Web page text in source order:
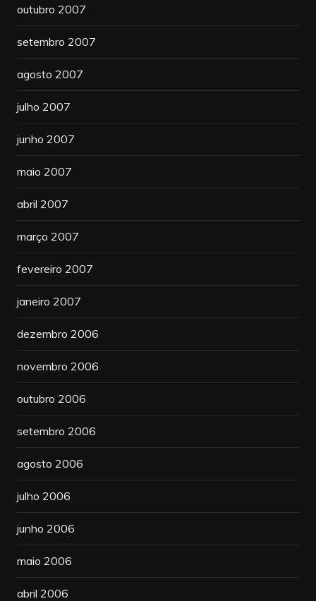
outubro 2007
setembro 2007
agosto 2007
julho 2007
junho 2007
maio 2007
abril 2007
março 2007
fevereiro 2007
janeiro 2007
dezembro 2006
novembro 2006
outubro 2006
setembro 2006
agosto 2006
julho 2006
junho 2006
maio 2006
abril 2006